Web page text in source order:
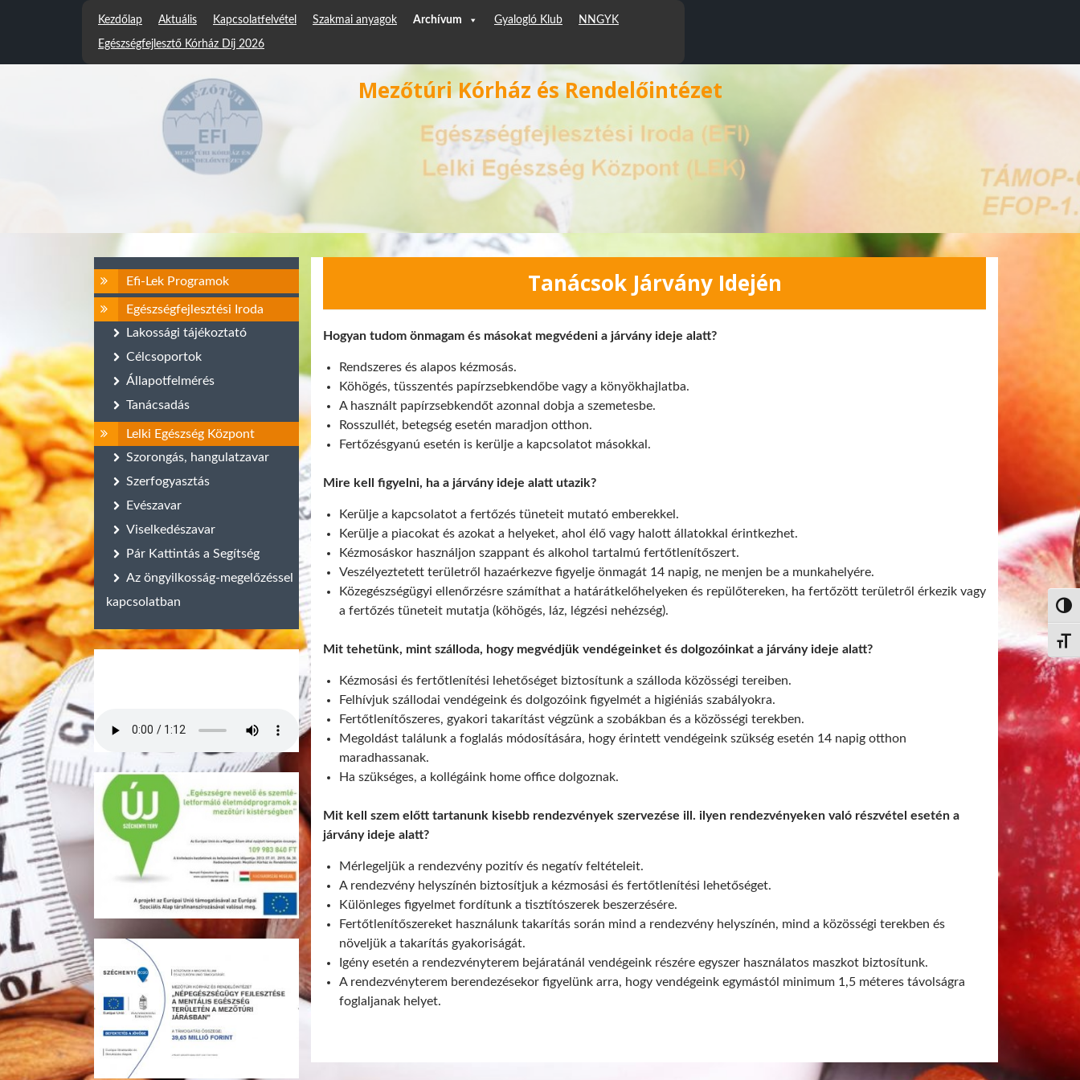
Nagy
Kezdőlap Aktuális Kapcsolatfelvétel Szakmai anyagok Archívum Gyalogló Klub NNGYK
Egészségfejlesztő Kórház Díj 2026
Mezőtúri Kórház és Rendelőintézet
Tanácsok Járvány Idején
Hogyan tudom önmagam és másokat megvédeni a járvány ideje alatt?
Rendszeres és alapos kézmosás.
Köhögés, tüsszentés papírzsebkendőbe vagy a könyökhajlatba.
A használt papírzsebkendőt azonnal dobja a szemetesbe.
Rosszullét, betegség esetén maradjon otthon.
Fertőzésgyanú esetén is kerülje a kapcsolatot másokkal.
Mire kell figyelni, ha a járvány ideje alatt utazik?
Kerülje a kapcsolatot a fertőzés tüneteit mutató emberekkel.
Kerülje a piacokat és azokat a helyeket, ahol élő vagy halott állatokkal érintkezhet.
Kézmosáskor használjon szappant és alkohol tartalmú fertőtlenítőszert.
Veszélyeztetett területről hazaérkezve figyelje önmagát 14 napig, ne menjen be a munkahelyére.
Közegészségügyi ellenőrzésre számíthat a határátkelőhelyeken és repülőtereken, ha fertőzött területről érkezik vagy
a fertőzés tüneteit mutatja (köhögés, láz, légzési nehézség).
Mit tehetünk, mint szálloda, hogy megvédjük vendégeinket és dolgozóinkat a járvány ideje alatt?
Kézmosási és fertőtlenítési lehetőséget biztosítunk a szálloda közösségi tereiben.
Felhívjuk szállodai vendégeink és dolgozóink figyelmét a higiéniás szabályokra.
Fertőtlenítőszeres, gyakori takarítást végzünk a szobákban és a közösségi terekben.
Megoldást találunk a foglalás módosítására, hogy érintett vendégeink szükség esetén 14 napig otthon
maradhassanak.
Ha szükséges, a kollégáink home office dolgoznak.
Mit kell szem előtt tartanunk kisebb rendezvények szervezése ill. ilyen rendezvényeken való részvétel esetén a
járvány ideje alatt?
Mérlegeljük a rendezvény pozitív és negatív feltételeit.
A rendezvény helyszínén biztosítjuk a kézmosási és fertőtlenítési lehetőséget.
Különleges figyelmet fordítunk a tisztítószerek beszerzésére.
Fertőtlenítőszereket használunk takarítás során mind a rendezvény helyszínén, mind a közösségi terekben és
növeljük a takarítás gyakoriságát.
Igény esetén a rendezvényterem bejáratánál vendégeink részére egyszer használatos maszkot biztosítunk.
A rendezvényterem berendezésekor figyelünk arra, hogy vendégeink egymástól minimum 1,5 méteres távolságra
foglaljanak helyet.
Efi-Lek Programok
Egészségfejlesztési Iroda
Lakossági tájékoztató
Célcsoportok
Állapotfelmérés
Tanácsadás
Lelki Egészség Központ
Szorongás, hangulatzavar
Szerfogyasztás
Evészavar
Viselkedészavar
Pár Kattintás a Segítség
Az öngyilkosság-megelőzéssel
kapcsolatban